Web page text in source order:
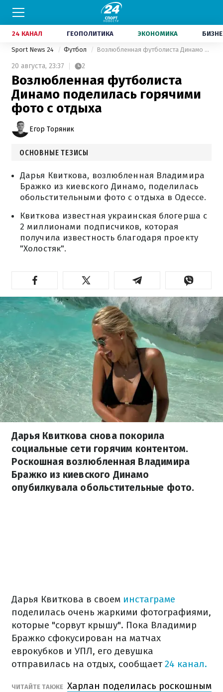
24 КАНАЛ ГЕОПОЛИТИКА ЭКОНОМИКА
Sport News 24 Футбол Возлюбленная футболиста Динамо поделилась горячими фото с отдыха
20 августа, 23:37 2
Возлюбленная футболиста
Динамо поделилась горячими
фото с отдыха
Егор Торяник
ОСНОВНЫЕ ТЕЗИСЫ
Дарья Квиткова, возлюбленная Владимира
Бражко из киевского Динамо, поделилась
обольстительными фото с отдыха в Одессе.
Квиткова известная украинская блогерша с
2 миллионами подписчиков, которая
получила известность благодаря проекту
"Холостяк".
Дарья Квиткова снова покорила
социальные сети горячим контентом.
Роскошная возлюбленная Владимира
Бражко из киевского Динамо
опубилкувала обольстительные фото.
Дарья Квиткова в своем инстаграме
поделилась очень жаркими фотографиями,
которые "сорвут крышу". Пока Владимир
Бражко сфокусирован на матчах
еврокубков и УПЛ, его девушка
отправилась на отдых, сообщает24 канал.
ЧИТАЙТЕ ТАКЖЕ Харлан поделилась роскошным